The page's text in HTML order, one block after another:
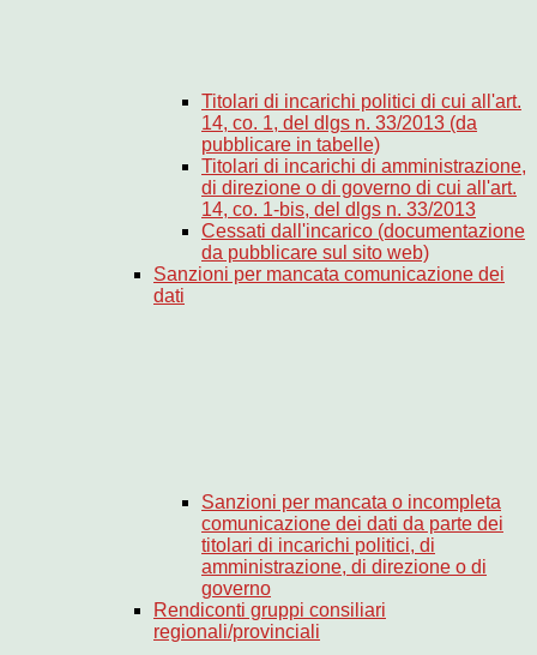
Titolari di incarichi politici di cui all'art.
14, co. 1, del dlgs n. 33/2013 (da
pubblicare in tabelle)
Titolari di incarichi di amministrazione,
di direzione o di governo di cui all'art.
14, co. 1-bis, del dlgs n. 33/2013
Cessati dall'incarico (documentazione
da pubblicare sul sito web)
Sanzioni per mancata comunicazione dei
dati
Sanzioni per mancata o incompleta
comunicazione dei dati da parte dei
titolari di incarichi politici, di
amministrazione, di direzione o di
governo
Rendiconti gruppi consiliari
regionali/provinciali